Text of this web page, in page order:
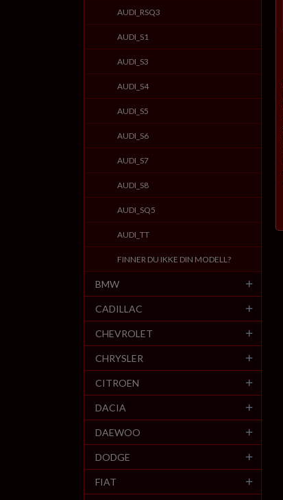
AUDI_RSQ3
AUDI_S1
AUDI_S3
AUDI_S4
AUDI_S5
AUDI_S6
AUDI_S7
AUDI_S8
AUDI_SQ5
AUDI_TT
FINNER DU IKKE DIN MODELL?
BMW
CADILLAC
CHEVROLET
CHRYSLER
CITROEN
DACIA
DAEWOO
DODGE
FIAT